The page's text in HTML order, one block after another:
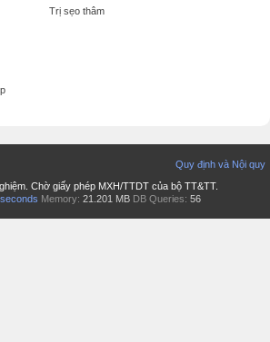
Trị sẹo thâm
Quy định và Nội quy
Chờ giấy phép MXH/TTDT của bộ TT&TT.
Memory: 21.201 MB DB Queries: 56